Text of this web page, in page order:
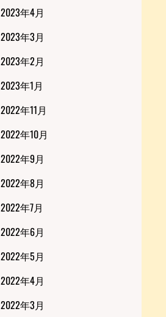
2023年4月
2023年3月
2023年2月
2023年1月
2022年11月
2022年10月
2022年9月
2022年8月
2022年7月
2022年6月
2022年5月
2022年4月
2022年3月